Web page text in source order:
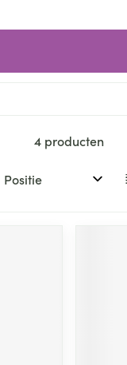
4 producten
Sorteer op: